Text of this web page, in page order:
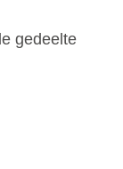
gedeelte